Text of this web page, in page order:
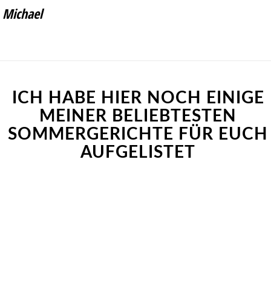
Michael
ICH HABE HIER NOCH EINIGE
MEINER BELIEBTESTEN
SOMMERGERICHTE FÜR EUCH
AUFGELISTET